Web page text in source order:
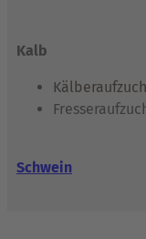
Kalb
Schwein